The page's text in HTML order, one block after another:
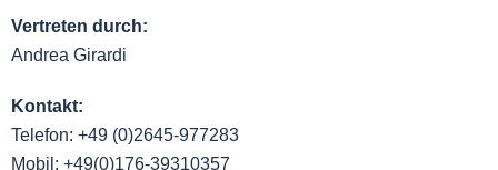
Vertreten durch:
Andrea Girardi
Kontakt:
Telefon: +49 (0)2645-977283
Mobil: +49(0)176-39310357